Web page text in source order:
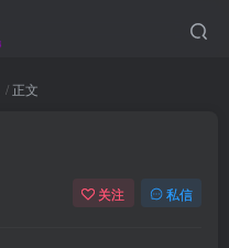
正文
关注 私信